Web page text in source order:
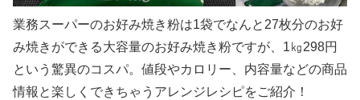
業務スーパーのお好み焼き粉は1袋でなんと27枚分のお好
み焼きができる大容量のお好み焼き粉ですが、1㎏298円
という驚異のコスパ。値段やカロリー、内容量などの商品
情報と楽しくできちゃうアレンジレシピをご紹介！